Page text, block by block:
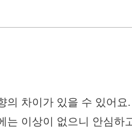
의 차이가 있을 수 있어요.
는 이상이 없으니 안심하